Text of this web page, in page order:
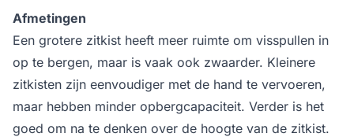
Afmetingen
Een grotere zitkist heeft meer ruimte om visspullen in
op te bergen, maar is vaak ook zwaarder. Kleinere
zitkisten zijn eenvoudiger met de hand te vervoeren,
maar hebben minder opbergcapaciteit. Verder is het
goed om na te denken over de hoogte van de zitkist.